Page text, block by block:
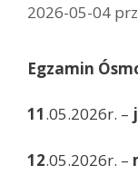
2026-05-04
Egzamin
11.05.2026r. –
12.05.2026r. –